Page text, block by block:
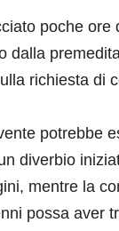
poche
dalla
richiesta di
potrebbe
diverbio
mentre la
possa aver